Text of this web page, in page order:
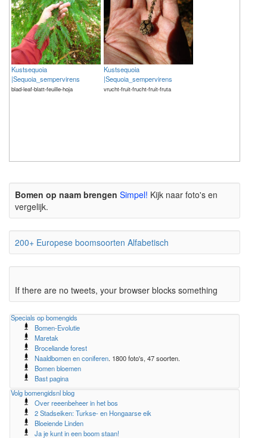
Kustsequoia
|Sequoia_sempervirens
blad-leaf-blatt-feuille-hoja
Kustsequoia
|Sequoia_sempervirens
vrucht-fruit-frucht-fruit-fruta
Bomen op naam brengen Simpel! Kijk naar foto's en
vergelijk.
200+ Europese boomsoorten Alfabetisch
If there are no tweets, your browser blocks something
Specials op bomengids
Bomen-Evolutie
Maretak
Broceliande forest
Naaldbomen en coniferen. 1800 foto's, 47 soorten.
Bomen bloemen
Bast pagina
Volg bomengidsnl blog
Over reeenbeheer in het bos
2 Stadseiken: Turkse- en Hongaarse eik
Bloeiende Linden
Ja je kunt in een boom staan!